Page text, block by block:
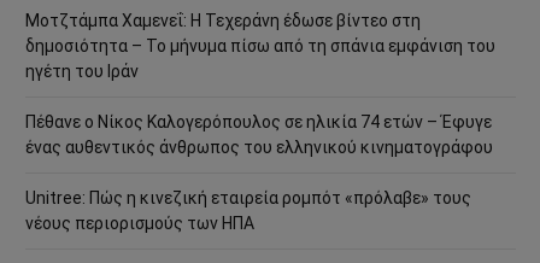
Μοτζτάμπα Χαμενεΐ: Η Τεχεράνη έδωσε βίντεο στη
δημοσιότητα – Το μήνυμα πίσω από τη σπάνια εμφάνιση του
ηγέτη του Ιράν
Πέθανε ο Νίκος Καλογερόπουλος σε ηλικία 74 ετών – Έφυγε
ένας αυθεντικός άνθρωπος του ελληνικού κινηματογράφου
Unitree: Πώς η κινεζική εταιρεία ρομπότ «πρόλαβε» τους
νέους περιορισμούς των ΗΠΑ